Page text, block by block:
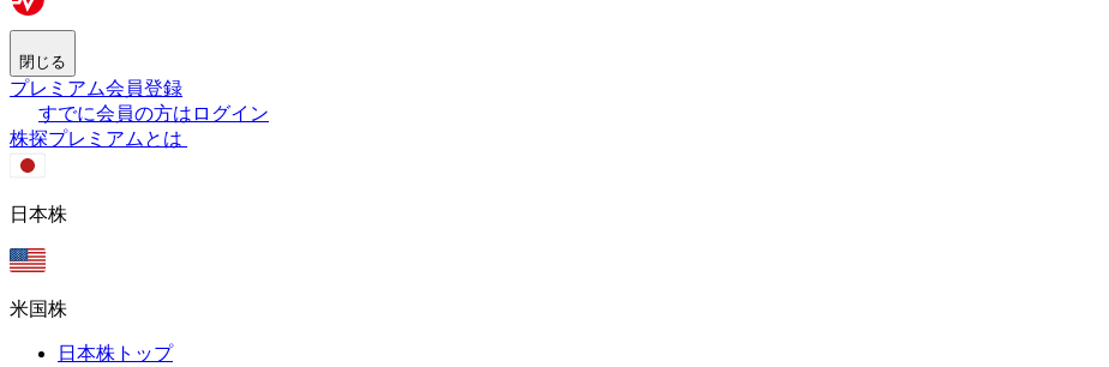
閉じる
プレミアム会員登録
すでに会員の方はログイン
株探プレミアムとは
日本株
米国株
日本株トップ